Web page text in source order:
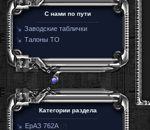
C нами по пути
Заводские таблички
Талоны ТО
Категории раздела
ЕрАЗ 762А [7]